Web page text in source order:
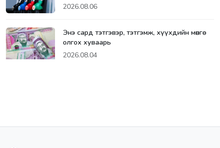
2026.08.06
Энэ сард тэтгэвэр, тэтгэмж, хүүхдийн мөнгө
олгох хуваарь
2026.08.04